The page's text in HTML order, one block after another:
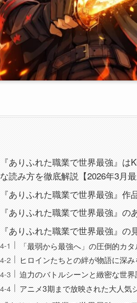
『ありふれた職業で世界最強』
な読み方を徹底解説【2026年3月最
『ありふれた職業で世界最強』作
『ありふれた職業で世界最強』
『ありふれた職業で世界最強』の
「最弱から最強へ」の圧倒的カ
ヒロインたちとの絆が物語に深み
迫力のバトルシーンと緻密な世界
アニメ3期まで放映された大人気